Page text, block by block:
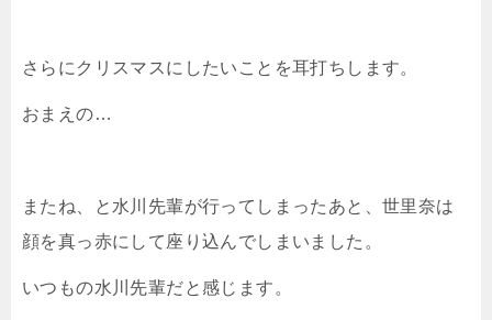
さらにクリスマスにしたいことを耳打ちします。
おまえの…
またね、と水川先輩が行ってしまったあと、世里奈は
顔を真っ赤にして座り込んでしまいました。
いつもの水川先輩だと感じます。